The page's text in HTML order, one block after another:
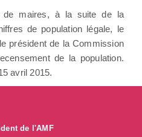
de maires, à la suite de la
de population légale, le
président de la Commission
de la population.
avril 2015.
de l'AMF